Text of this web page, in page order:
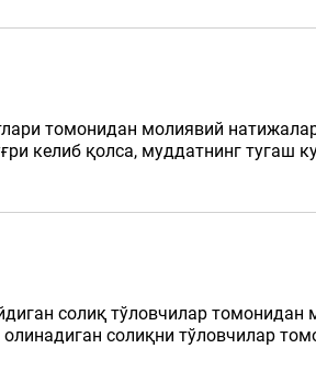
томонидан молиявий
келиб қолса, муддатнинг тугаш
солиқ тўловчилар томонидан
солиқни тўловчилар